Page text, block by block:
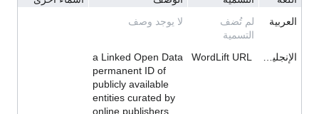
العربية
لم تُضف
التسمية
لا يوجد وصف
الإنجليزية WordLift URL
a Linked Open Data
permanent ID of
publicly available
entities curated by
online publishers